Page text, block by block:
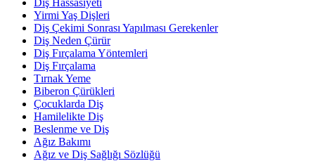
Yirmi Yaş Dişleri
Diş Çekimi Sonrası Yapılması Gerekenler
Diş Neden Çürür
Diş Fırçalama Yöntemleri
Diş Fırçalama
Tırnak Yeme
Biberon Çürükleri
Çocuklarda Diş
Hamilelikte Diş
Beslenme ve Diş
Ağız Bakımı
Ağız ve Diş Sağlığı Sözlüğü